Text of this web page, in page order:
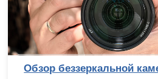
Обзор беззеркальной